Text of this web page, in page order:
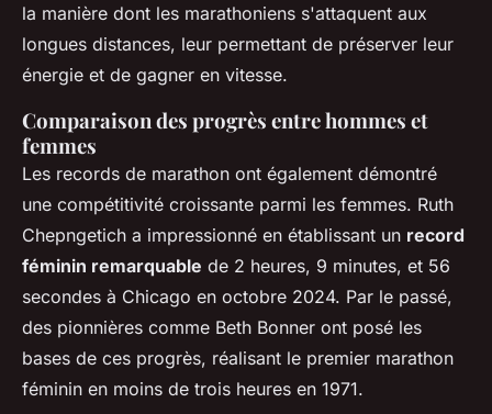
la manière dont les marathoniens s'attaquent aux
longues distances, leur permettant de préserver leur
énergie et de gagner en vitesse.
Comparaison des progrès entre hommes et
femmes
Les records de marathon ont également démontré
une compétitivité croissante parmi les femmes. Ruth
Chepngetich a impressionné en établissant un record
féminin remarquable de 2 heures, 9 minutes, et 56
secondes à Chicago en octobre 2024. Par le passé,
des pionnières comme Beth Bonner ont posé les
bases de ces progrès, réalisant le premier marathon
féminin en moins de trois heures en 1971.